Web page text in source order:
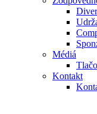
Médiá
Kontakt